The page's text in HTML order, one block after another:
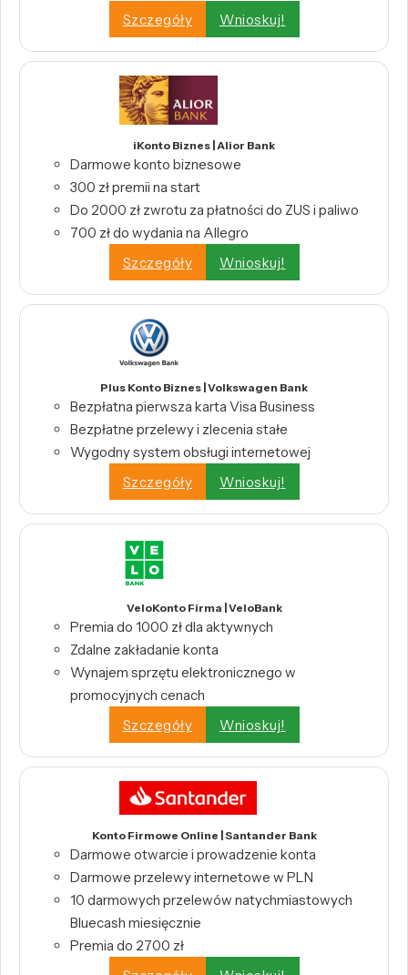
Szczegóły
Wnioskuj!
iKonto Biznes | Alior Bank
Darmowe konto biznesowe
300 zł premii na start
Do 2000 zł zwrotu za płatności do ZUS i paliwo
700 zł do wydania na Allegro
Szczegóły
Wnioskuj!
Plus Konto Biznes | Volkswagen Bank
Bezpłatna pierwsza karta Visa Business
Bezpłatne przelewy i zlecenia stałe
Wygodny system obsługi internetowej
Szczegóły
Wnioskuj!
VeloKonto Firma | VeloBank
Premia do 1000 zł dla aktywnych
Zdalne zakładanie konta
Wynajem sprzętu elektronicznego w
promocyjnych cenach
Szczegóły
Wnioskuj!
Konto Firmowe Online | Santander Bank
Darmowe otwarcie i prowadzenie konta
Darmowe przelewy internetowe w PLN
10 darmowych przelewów natychmiastowych
Bluecash miesięcznie
Premia do 2700 zł